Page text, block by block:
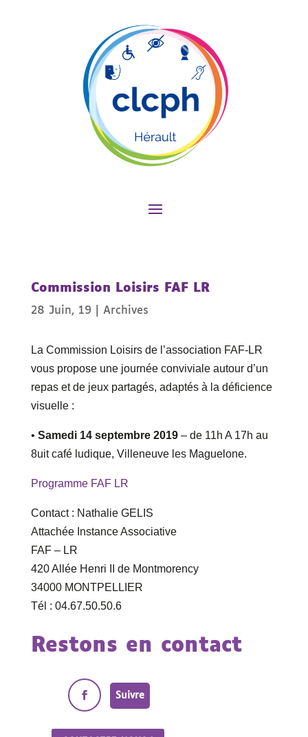
Commission Loisirs FAF LR
28 Juin, 19| Archives
La Commission Loisirs de l’association FAF-LR
vous propose une journée conviviale autour d’un
repas et de jeux partagés, adaptés à la déficience
visuelle :
• Samedi 14 septembre 2019– de 11h A 17h au
8uit café ludique, Villeneuve les Maguelone.
Programme FAF LR
Contact : Nathalie GELIS
Attachée Instance Associative
FAF – LR
420 Allée Henri II de Montmorency
34000 MONTPELLIER
Tél : 04.67.50.50.6
Restons en contact
Suivre